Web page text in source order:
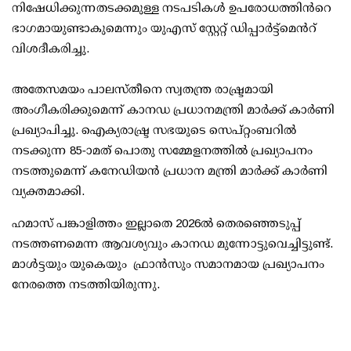
നിഷേധിക്കുന്നതടക്കമുള്ള നടപടികൾ ഉപരോധത്തിന്‍റെ
ഭാഗമായുണ്ടാകുമെന്നും യുഎസ് സ്റ്റേറ്റ് ഡിപ്പാർട്ട്മെന്‍റ്
വിശദീകരിച്ചു.
അതേസമയം പാലസ്തീനെ സ്വതന്ത്ര രാഷ്ട്രമായി
അംഗീകരിക്കുമെന്ന് കാനഡ പ്രധാനമന്ത്രി മാർക്ക് കാർണി
പ്രഖ്യാപിച്ചു. ഐക്യരാഷ്ട്ര സഭയുടെ സെപ്റ്റംബറിൽ
നടക്കുന്ന 85-ാമത് പൊതു സമ്മേളനത്തിൽ പ്രഖ്യാപനം
നടത്തുമെന്ന് കനേഡിയൻ പ്രധാന മന്ത്രി മാർക്ക് കാർണി
വ്യക്തമാക്കി.
ഹമാസ് പങ്കാളിത്തം ഇല്ലാതെ 2026ൽ തെരഞ്ഞെടുപ്പ്
നടത്തണമെന്ന ആവശ്യവും കാനഡ മുന്നോട്ടുവെച്ചിട്ടുണ്ട്.
മാൾട്ടയും യുകെയും ഫ്രാൻസും സമാനമായ പ്രഖ്യാപനം
നേരത്തെ നടത്തിയിരുന്നു.